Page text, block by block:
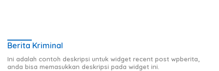
Berita Kriminal
Ini adalah contoh deskripsi untuk widget recent post wpberita,
anda bisa memasukkan deskripsi pada widget ini.